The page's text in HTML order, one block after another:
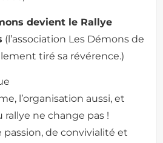
devient le Rallye
(l’association Les Démons de
tiré sa révérence.)
l’organisation aussi, et
rallye ne change pas !
de convivialité et